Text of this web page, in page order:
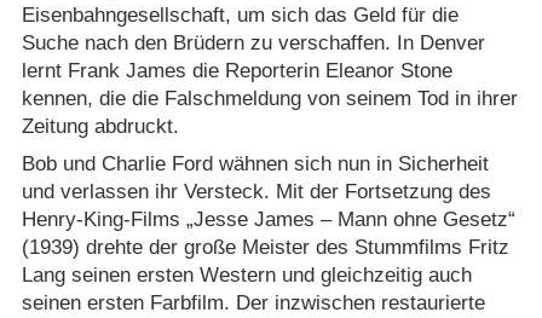
Eisenbahngesellschaft, um sich das Geld für die
Suche nach den Brüdern zu verschaffen. In Denver
lernt Frank James die Reporterin Eleanor Stone
kennen, die die Falschmeldung von seinem Tod in ihrer
Zeitung abdruckt.
Bob und Charlie Ford wähnen sich nun in Sicherheit
und verlassen ihr Versteck. Mit der Fortsetzung des
Henry-King-Films „Jesse James – Mann ohne Gesetz“
(1939) drehte der große Meister des Stummfilms Fritz
Lang seinen ersten Western und gleichzeitig auch
seinen ersten Farbfilm. Der inzwischen restaurierte